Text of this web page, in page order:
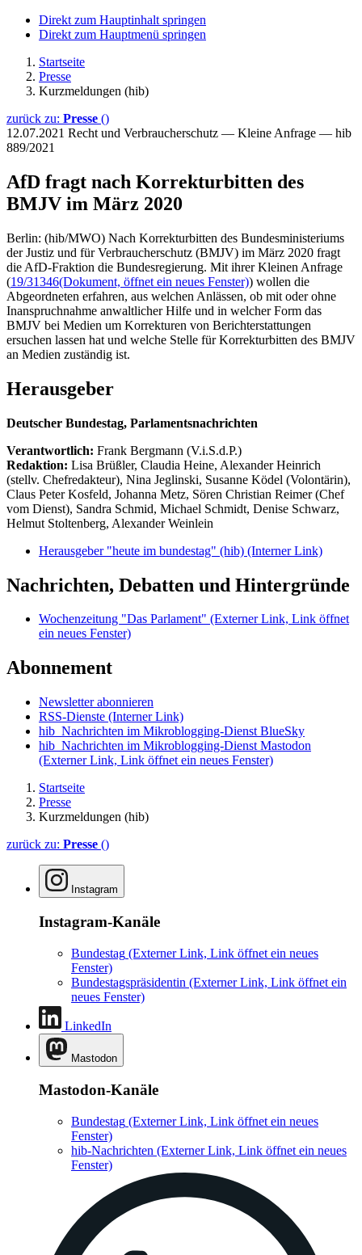
Direkt zum Hauptinhalt springen
Direkt zum Hauptmenü springen
Startseite
Presse
Kurzmeldungen (hib)
zurück zu: Presse ()
12.07.2021 Recht und Verbraucherschutz — Kleine Anfrage — hib
889/2021
AfD fragt nach Korrekturbitten des
BMJV im März 2020
Berlin: (hib/MWO) Nach Korrekturbitten des Bundesministeriums
der Justiz und für Verbraucherschutz (BMJV) im März 2020 fragt
die AfD-Fraktion die Bundesregierung. Mit ihrer Kleinen Anfrage
(19/31346(Dokument, öffnet ein neues Fenster)) wollen die
Abgeordneten erfahren, aus welchen Anlässen, ob mit oder ohne
Inanspruchnahme anwaltlicher Hilfe und in welcher Form das
BMJV bei Medien um Korrekturen von Berichterstattungen
ersuchen lassen hat und welche Stelle für Korrekturbitten des BMJV
an Medien zuständig ist.
Herausgeber
Deutscher Bundestag, Parlamentsnachrichten
Verantwortlich: Frank Bergmann (V.i.S.d.P.)
Redaktion: Lisa Brüßler, Claudia Heine, Alexander Heinrich
(stellv. Chefredakteur), Nina Jeglinski, Susanne Ködel (Volontärin),
Claus Peter Kosfeld, Johanna Metz, Sören Christian Reimer (Chef
vom Dienst), Sandra Schmid, Michael Schmidt, Denise Schwarz,
Helmut Stoltenberg, Alexander Weinlein
Herausgeber "heute im bundestag" (hib) (Interner Link)
Nachrichten, Debatten und Hintergründe
Wochenzeitung "Das Parlament" (Externer Link, Link öffnet
ein neues Fenster)
Abonnement
Newsletter abonnieren
RSS-Dienste (Interner Link)
hib_Nachrichten im Mikroblogging-Dienst BlueSky
hib_Nachrichten im Mikroblogging-Dienst Mastodon
(Externer Link, Link öffnet ein neues Fenster)
Startseite
Presse
Kurzmeldungen (hib)
zurück zu: Presse ()
Instagram
Instagram-Kanäle
Bundestag (Externer Link, Link öffnet ein neues
Fenster)
Bundestagspräsidentin (Externer Link, Link öffnet ein
neues Fenster)
LinkedIn
Mastodon
Mastodon-Kanäle
Bundestag (Externer Link, Link öffnet ein neues
Fenster)
hib-Nachrichten (Externer Link, Link öffnet ein neues
Fenster)